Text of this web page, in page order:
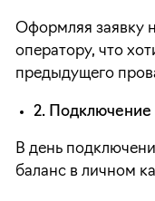
Оформляя заявку
оператору, что
предыдущего
2. Подключение
В день
баланс в личном